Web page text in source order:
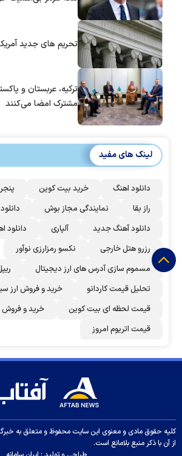
تحریم های جدید
ترکیه، عربستان و
مشترک امضا می‌کنند
لینک های مفید
دانلود اهنگ خرید بیت کوین
راز بقا
نمایندگی مجاز بوش
دانلود آهنگ جدید
آلپاری
دانلود
رزرو هتل خارجی
نکسو رمزارزی نوآور
مسموم سازی آدرس های ارز دیجیتال
تحلیل قیمت کاردانو
خرید و فروش ارز
قیمت لحظه ای بیت کوین
خرید و فروش
قیمت اتریوم امروز
کلیه حقوق مادی و معنوی این سایت محفوظ و متعلق به
از آن با ذکر منبع بلامانع است.